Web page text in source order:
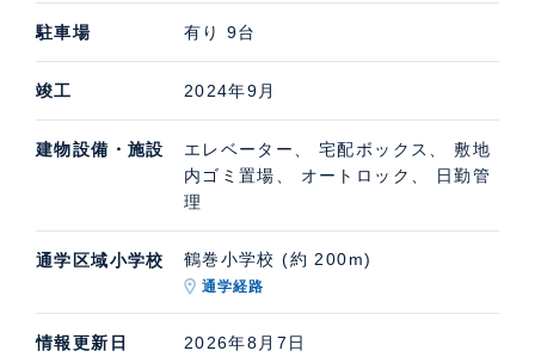
駐車場 有り 9台
竣工 2024年9月
建物設備・施設
エレベーター、 宅配ボックス、 敷地
内ゴミ置場、 オートロック、 日勤管
理
通学区域小学校 鶴巻小学校 (約 200m)
通学経路
情報更新日 2026年8月7日